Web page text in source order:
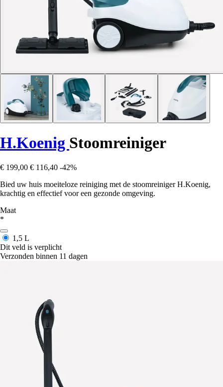
H.Koenig Stoomreiniger
€ 199,00 € 116,40 -42%
Bied uw huis moeiteloze reiniging met de stoomreiniger H.Koenig,
krachtig en effectief voor een gezonde omgeving.
Maat
*
1,5 L
Dit veld is verplicht
Verzonden binnen 11 dagen